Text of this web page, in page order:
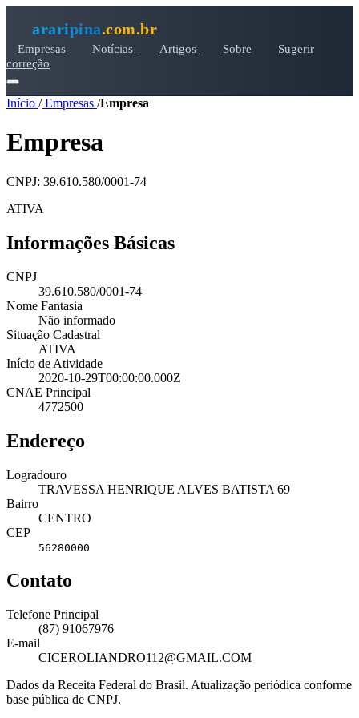
araripina.com.br
Empresas Notícias Artigos Sobre
Sugerir
correção
Início /Empresas /Empresa
Empresa
CNPJ: 39.610.580/0001-74
ATIVA
Informações Básicas
CNPJ
39.610.580/0001-74
Nome Fantasia
Não informado
Situação Cadastral
ATIVA
Início de Atividade
2020-10-29T00:00:00.000Z
CNAE Principal
4772500
Endereço
Logradouro
TRAVESSA HENRIQUE ALVES BATISTA 69
Bairro
CENTRO
CEP
56280000
Contato
Telefone Principal
(87) 91067976
E-mail
CICEROLIANDRO112@GMAIL.COM
Dados da Receita Federal do Brasil. Atualização periódica conforme
base pública de CNPJ.